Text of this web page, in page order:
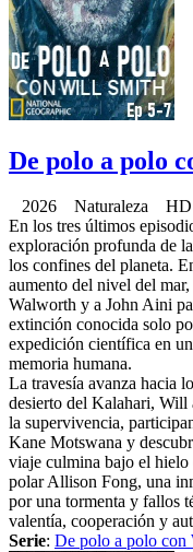
De polo a polo
2026 Naturaleza HD
En los tres últimos
exploración profunda de
los confines del planeta.
aumento del nivel del
Walworth y a John Aini
extinción conocida solo
expedición científica en
memoria humana.
La travesía avanza hacia
desierto del Kalahari, Will
la supervivencia,
Kane Motswana y
viaje culmina bajo el
polar Allison Fong, una
por una tormenta y fallos
valentía, cooperación y
Serie: De polo a polo con